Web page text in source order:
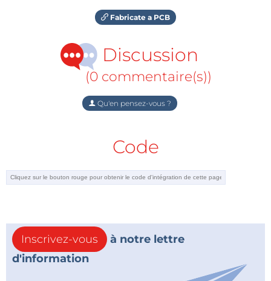
Fabricate a PCB
Discussion
(0 commentaire(s))
Qu'en pensez-vous ?
Code
Inscrivez-vous
à notre lettre
d'information